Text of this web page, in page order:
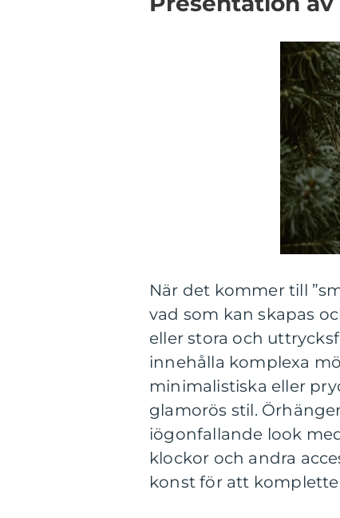
När det kommer till
vad som kan skapas
eller stora och
innehålla komplexa
minimalistiska eller
glamorös stil.
iögonfallande look
klockor och andra
konst för att